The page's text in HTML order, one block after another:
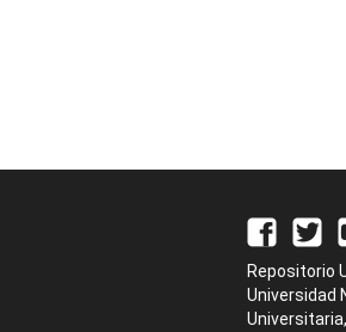
Repositorio
Universidad